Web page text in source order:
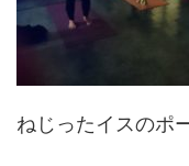
ねじったイスのポ